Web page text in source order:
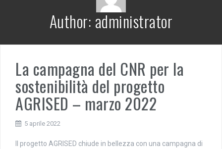
Author: administrator
La campagna del CNR per la
sostenibilità del progetto
AGRISED – marzo 2022
5 aprile 2022
Il progetto AGRISED chiude in bellezza con una campagna di